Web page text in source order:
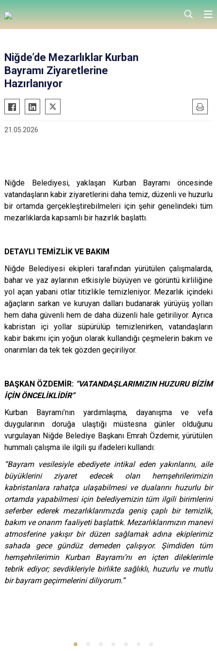
Niğde’de Mezarlıklar Kurban
Bayramı Ziyaretlerine
Hazırlanıyor
21.05.2026
Niğde Belediyesi, yaklaşan Kurban Bayramı öncesinde
vatandaşların kabir ziyaretlerini daha temiz, düzenli ve huzurlu
bir ortamda gerçekleştirebilmeleri için şehir genelindeki tüm
mezarlıklarda kapsamlı bir hazırlık başlattı.
DETAYLI TEMİZLİK VE BAKIM
Niğde Belediyesi ekipleri tarafından yürütülen çalışmalarda,
bahar ve yaz aylarının etkisiyle büyüyen ve görüntü kirliliğine
yol açan yabani otlar titizlikle temizleniyor. Mezarlık içindeki
ağaçların sarkan ve kuruyan dalları budanarak yürüyüş yolları
hem daha güvenli hem de daha düzenli hale getiriliyor. Ayrıca
kabristan içi yollar süpürülüp temizlenirken, vatandaşların
kabir bakımı için yoğun olarak kullandığı çeşmelerin bakım ve
onarımları da tek tek gözden geçiriliyor.
BAŞKAN ÖZDEMİR: “VATANDAŞLARIMIZIN HUZURU BİZİM
İÇİN ÖNCELİKLİDİR”
Kurban Bayramı’nın yardımlaşma, dayanışma ve vefa
duygularının doruğa ulaştığı müstesna günler olduğunu
vurgulayan Niğde Belediye Başkanı Emrah Özdemir, yürütülen
hummalı çalışma ile ilgili şu ifadeleri kullandı:
“Bayram vesilesiyle ebediyete intikal eden yakınlarını, aile
büyüklerini ziyaret edecek olan hemşehrilerimizin
kabristanlara rahatça ulaşabilmesi ve dualarını huzurlu bir
ortamda yapabilmesi için belediyemizin tüm ilgili birimlerini
seferber ederek mezarlıklarımızda geniş çaplı bir temizlik,
bakım ve onarım faaliyeti başlattık. Mezarlıklarımızın manevi
atmosferine yakışır bir düzen sağlamak adına ekiplerimiz
sahada gece gündüz demeden çalışıyor. Şimdiden tüm
hemşehrilerimin Kurban Bayramı’nı en içten dileklerimle
tebrik ediyor; sevdikleriyle birlikte sağlıklı, huzurlu ve mutlu
bir bayram geçirmelerini diliyorum.”